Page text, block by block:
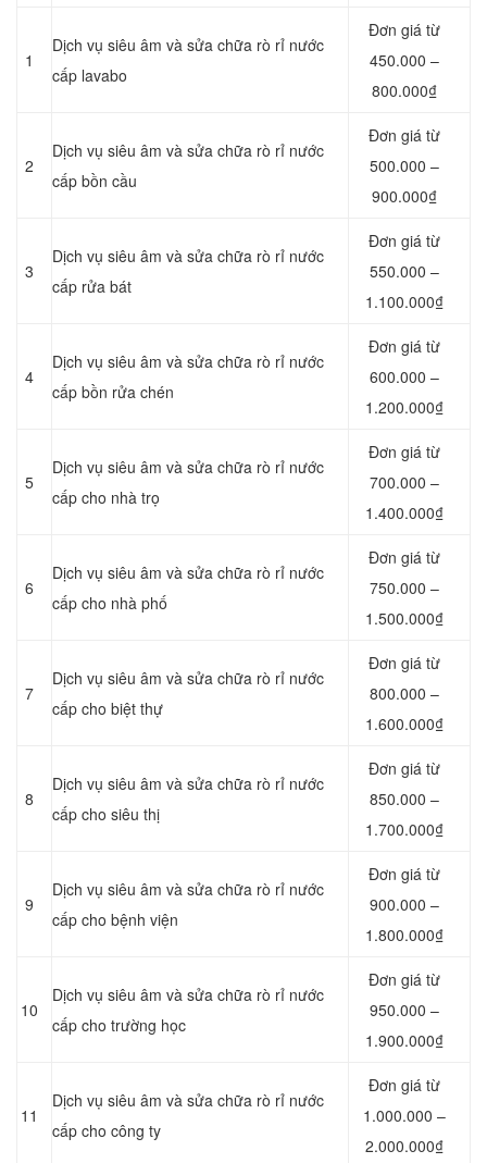
1
Dịch vụ siêu âm và sửa chữa rò rỉ nước
cấp lavabo
Đơn giá từ
450.000 –
800.000₫
2
Dịch vụ siêu âm và sửa chữa rò rỉ nước
cấp bồn cầu
Đơn giá từ
500.000 –
900.000₫
3
Dịch vụ siêu âm và sửa chữa rò rỉ nước
cấp rửa bát
Đơn giá từ
550.000 –
1.100.000₫
4
Dịch vụ siêu âm và sửa chữa rò rỉ nước
cấp bồn rửa chén
Đơn giá từ
600.000 –
1.200.000₫
5
Dịch vụ siêu âm và sửa chữa rò rỉ nước
cấp cho nhà trọ
Đơn giá từ
700.000 –
1.400.000₫
6
Dịch vụ siêu âm và sửa chữa rò rỉ nước
cấp cho nhà phố
Đơn giá từ
750.000 –
1.500.000₫
7
Dịch vụ siêu âm và sửa chữa rò rỉ nước
cấp cho biệt thự
Đơn giá từ
800.000 –
1.600.000₫
8
Dịch vụ siêu âm và sửa chữa rò rỉ nước
cấp cho siêu thị
Đơn giá từ
850.000 –
1.700.000₫
9
Dịch vụ siêu âm và sửa chữa rò rỉ nước
cấp cho bệnh viện
Đơn giá từ
900.000 –
1.800.000₫
10
Dịch vụ siêu âm và sửa chữa rò rỉ nước
cấp cho trường học
Đơn giá từ
950.000 –
1.900.000₫
11
Dịch vụ siêu âm và sửa chữa rò rỉ nước
cấp cho công ty
Đơn giá từ
1.000.000 –
2.000.000₫